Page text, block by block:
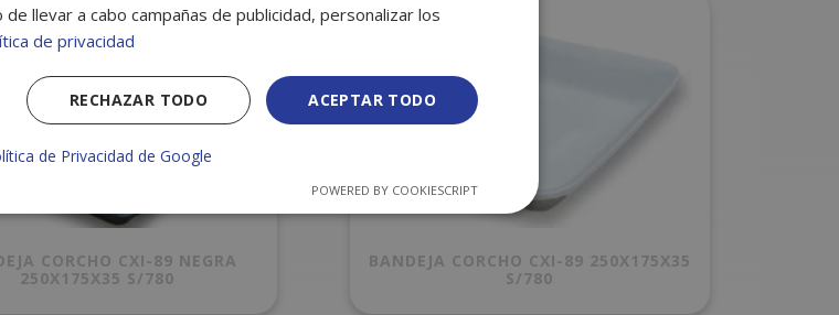
CORCHO CXI-89 NEGRA
250X175X35 S/780
BANDEJA CORCHO CXI-89 250X175X35
S/780
llevar a cabo campañas de publicidad, personalizar los
de privacidad
ACEPTAR TODO
RECHAZAR TODO
de Privacidad de Google
POWERED BY COOKIESCRIPT